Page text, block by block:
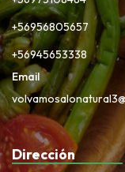
+56956805657
+56945653338
Email
Dirección